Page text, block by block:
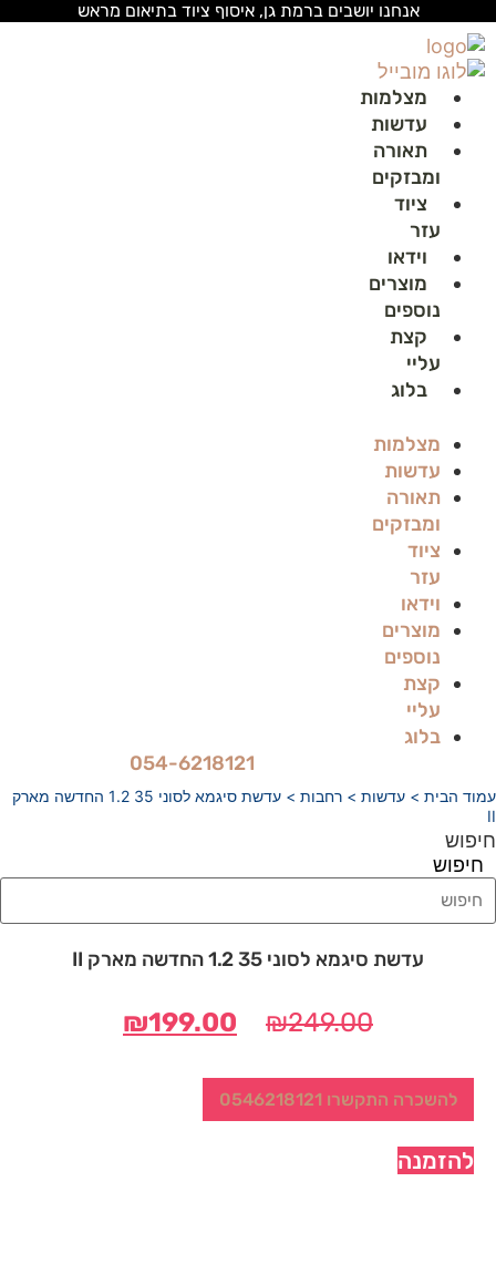
לתוכן
אנחנו יושבים ברמת גן, איסוף ציוד בתיאום מראש
מצלמות
עדשות
תאורה
ומבזקים
ציוד
עזר
וידאו
מוצרים
נוספים
קצת
עליי
בלוג
מצלמות
עדשות
תאורה
ומבזקים
ציוד
עזר
וידאו
מוצרים
נוספים
קצת
עליי
בלוג
054-6218121
עמוד הבית > עדשות > רחבות
> עדשת סיגמא לסוני 35 1.2 החדשה מארק
II
חיפוש
חיפוש
עדשת סיגמא לסוני 35 1.2 החדשה מארק II
₪249.00
המחיר
היה:
₪249.00.
₪199.00
להשכרה התקשרו 0546218121
להזמנה